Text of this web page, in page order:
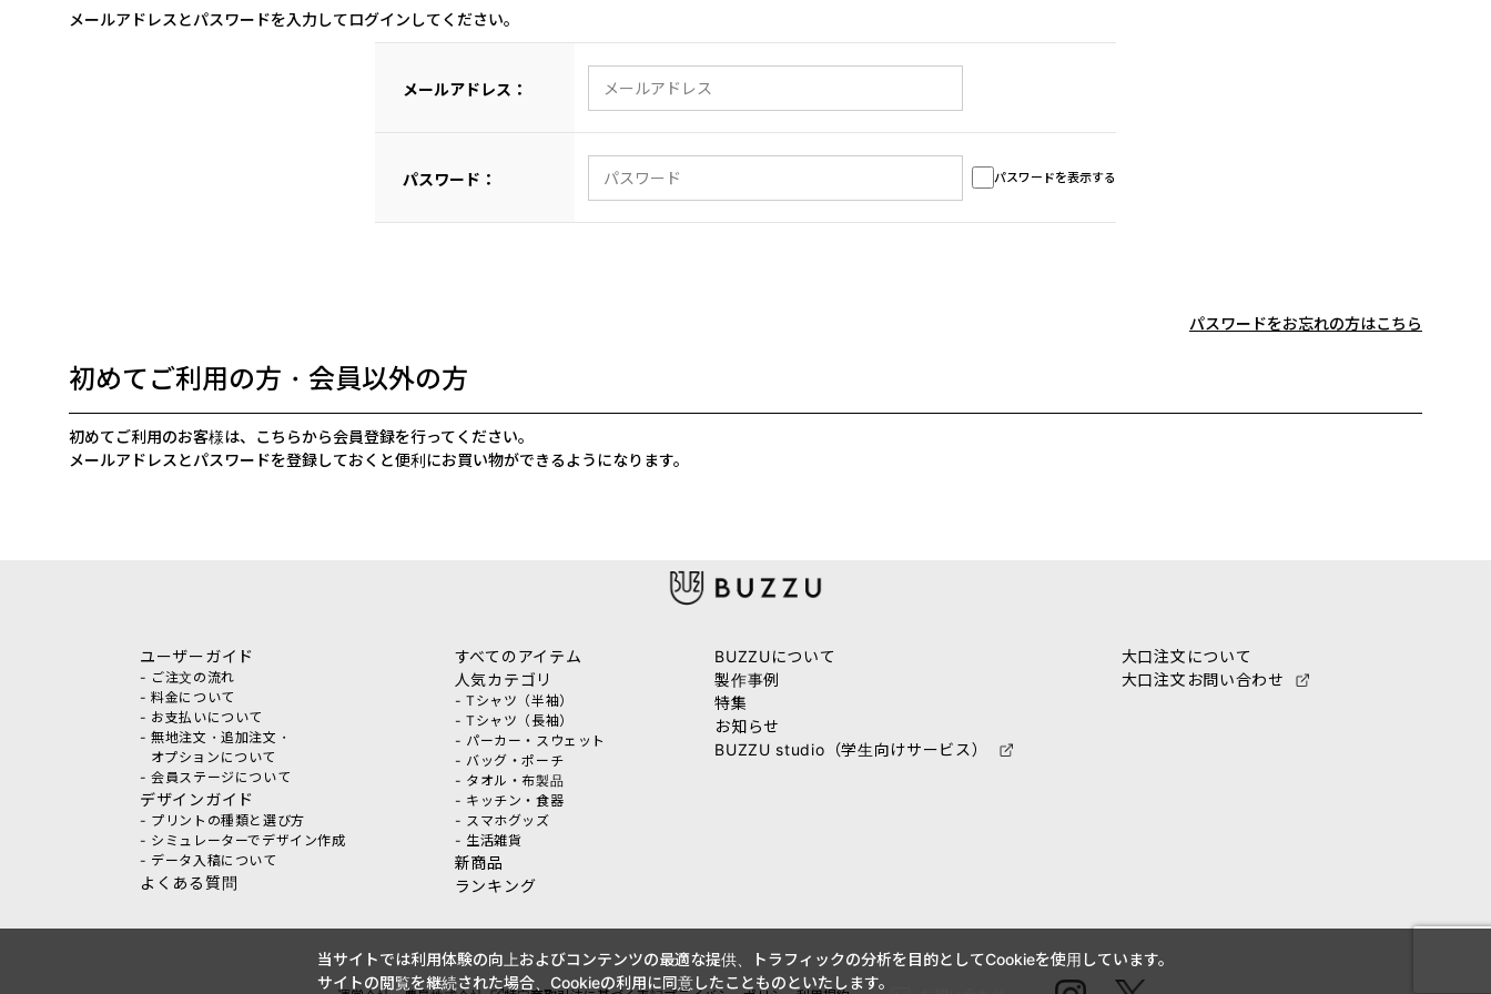
メールアドレスとパスワードを入力してログインしてください。
メールアドレス：
パスワード： パスワードを表示する
パスワードをお忘れの方はこちら
初めてご利用の方・会員以外の方
初めてご利用のお客様は、こちらから会員登録を行ってください。
メールアドレスとパスワードを登録しておくと便利にお買い物ができるようになります。
ユーザーガイド
- ご注文の流れ
- 料金について
- お支払いについて
- 無地注文・追加注文・
オプションについて
- 会員ステージについて
デザインガイド
- プリントの種類と選び方
- シミュレーターでデザイン作成
- データ入稿について
よくある質問
すべてのアイテム
人気カテゴリ
- Tシャツ（半袖）
- Tシャツ（長袖）
- パーカー・スウェット
- バッグ・ポーチ
- タオル・布製品
- キッチン・食器
- スマホグッズ
- 生活雑貨
新商品
ランキング
BUZZUについて
製作事例
特集
お知らせ
BUZZU studio（学生向けサービス）
大口注文について
大口注文お問い合わせ
当サイトでは利用体験の向上およびコンテンツの最適な提供、トラフィックの分析を目的としてCookieを使用しています。
サイトの閲覧を継続された場合、Cookieの利用に同意したことものといたします。